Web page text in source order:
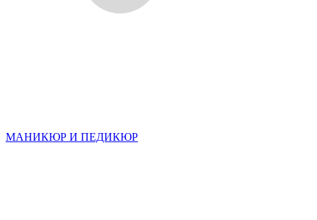
МАНИКЮР И ПЕДИКЮР